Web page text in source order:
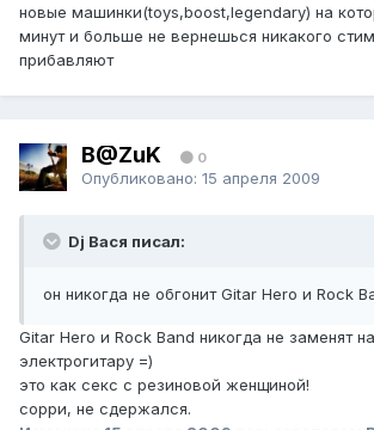
новые машинки(toys,boost,legendary) на
минут и больше не вернешься никакого
прибавляют
B@ZuK 0
Опубликовано: 15 апреля 2009
Dj Вася писал:
он никогда не обгонит Gitar Hero и Rock
Gitar Hero и Rock Band никогда не заменят
электрогитару =)
это как секс с резиновой женщиной!
сорри, не сдержался.